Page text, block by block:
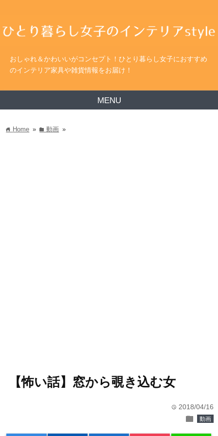
おしゃれ＆かわいいがコンセプト！ひとり暮らし女子におすすめ
のインテリア家具や雑貨情報をお届け！
MENU
home Home » folder動画 »
【怖い話】窓から覗き込む女
time 2018/04/16
folder 動画